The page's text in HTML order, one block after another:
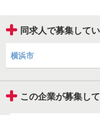
アルファの手当」をご用
努力した分だけ収入に直
あなたの培ってきた経験
同求人で募集して
横浜市
この企業が募集し